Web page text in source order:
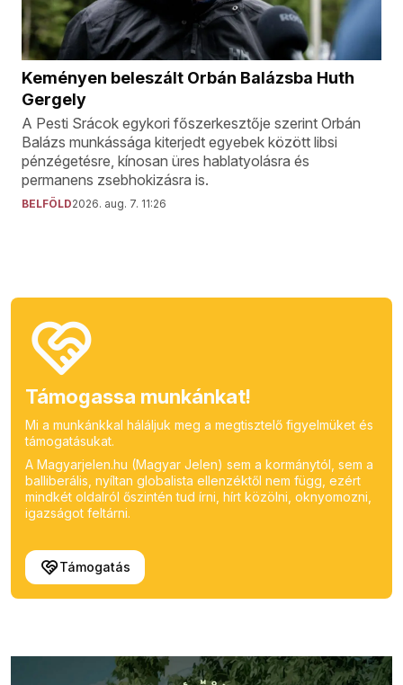
Keményen beleszált Orbán Balázsba Huth
Gergely
A Pesti Srácok egykori főszerkesztője szerint Orbán
Balázs munkássága kiterjedt egyebek között libsi
pénzégetésre, kínosan üres hablatyolásra és
permanens zsebhokizásra is.
BELFÖLD2026. aug. 7. 11:26
Támogassa munkánkat!
Mi a munkánkkal háláljuk meg a megtisztelő figyelmüket és
támogatásukat.
A Magyarjelen.hu (Magyar Jelen) sem a kormánytól, sem a
balliberális, nyíltan globalista ellenzéktől nem függ, ezért
mindkét oldalról őszintén tud írni, hírt közölni, oknyomozni,
igazságot feltárni.
Támogatás